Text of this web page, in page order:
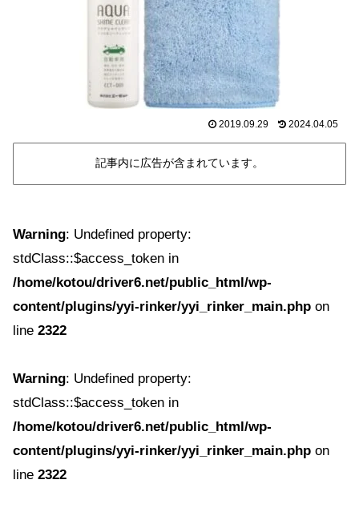
2019.09.29 2024.04.05
記事内に広告が含まれています。
Warning: Undefined property:
stdClass::$access_token in
/home/kotou/driver6.net/public_html/wp-
content/plugins/yyi-rinker/yyi_rinker_main.php on
line 2322
Warning: Undefined property:
stdClass::$access_token in
/home/kotou/driver6.net/public_html/wp-
content/plugins/yyi-rinker/yyi_rinker_main.php on
line 2322